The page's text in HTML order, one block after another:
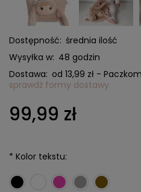
Dostępność: średnia ilość
Wysyłka w: 48 godzin
Dostawa: od 13,99 zł -
Cena nie zawiera
sprawdź formy dostawy
99,99 zł
* Kolor tekstu: